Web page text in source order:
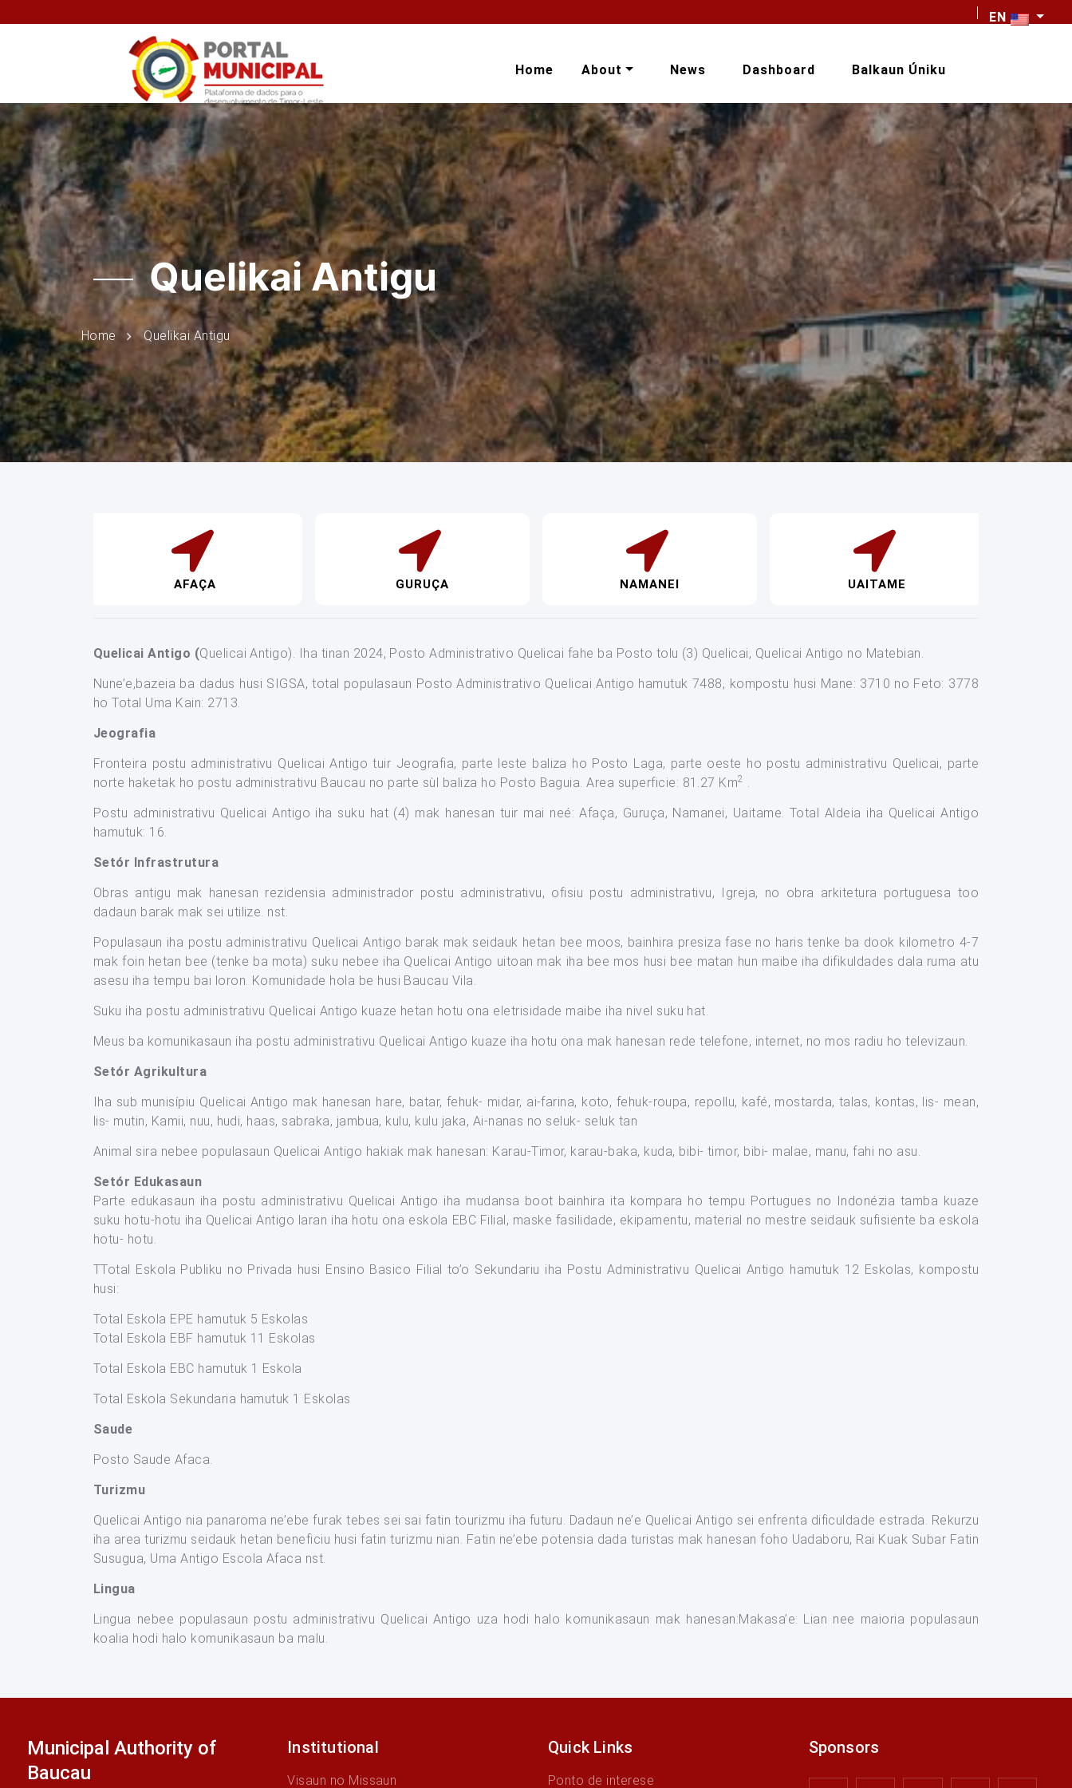
EN
Home About News Dashboard Balkaun Úniku
Quelikai Antigu
Home Quelikai Antigu
AFAÇA GURUÇA NAMANEI UAITAME
Quelicai Antigo (Quelicai Antigo). Iha tinan 2024, Posto Administrativo Quelicai fahe ba Posto tolu (3) Quelicai, Quelicai Antigo no Matebian.
Nune’e,bazeia ba dadus husi SIGSA, total populasaun Posto Administrativo Quelicai Antigo hamutuk 7488, kompostu husi Mane: 3710 no Feto: 3778
ho Total Uma Kain: 2713.
Jeografia
Fronteira postu administrativu Quelicai Antigo tuir Jeografia, parte leste baliza ho Posto Laga, parte oeste ho postu administrativu Quelicai, parte
norte haketak ho postu administrativu Baucau no parte sùl baliza ho Posto Baguia. Area superficie: 81.27 Km2
Postu administrativu Quelicai Antigo iha suku hat (4) mak hanesan tuir mai neé: Afaça, Guruça, Namanei, Uaitame. Total Aldeia iha Quelicai Antigo
hamutuk: 16.
Setór Infrastrutura
Obras antigu mak hanesan rezidensia administrador postu administrativu, ofisiu postu administrativu, Igreja, no obra arkitetura portuguesa too
dadaun barak mak sei utilize. nst.
Populasaun iha postu administrativu Quelicai Antigo barak mak seidauk hetan bee moos, bainhira presiza fase no haris tenke ba dook kilometro 4-7
mak foin hetan bee (tenke ba mota) suku nebee iha Quelicai Antigo uitoan mak iha bee mos husi bee matan hun maibe iha difikuldades dala ruma atu
asesu iha tempu bai loron. Komunidade hola be husi Baucau Vila.
Suku iha postu administrativu Quelicai Antigo kuaze hetan hotu ona eletrisidade maibe iha nivel suku hat.
Meus ba komunikasaun iha postu administrativu Quelicai Antigo kuaze iha hotu ona mak hanesan rede telefone, internet, no mos radiu ho televizaun.
Setór Agrikultura
Iha sub munisípiu Quelicai Antigo mak hanesan hare, batar, fehuk- midar, ai-farina, koto, fehuk-roupa, repollu, kafé, mostarda, talas, kontas, lis- mean,
lis- mutin, Kamii, nuu, hudi, haas, sabraka, jambua, kulu, kulu jaka, Ai-nanas no seluk- seluk tan
Animal sira nebee populasaun Quelicai Antigo hakiak mak hanesan: Karau-Timor, karau-baka, kuda, bibi- timor, bibi- malae, manu, fahi no asu.
Setór Edukasaun
Parte edukasaun iha postu administrativu Quelicai Antigo iha mudansa boot bainhira ita kompara ho tempu Portugues no Indonézia tamba kuaze
suku hotu-hotu iha Quelicai Antigo laran iha hotu ona eskola EBC Filial, maske fasilidade, ekipamentu, material no mestre seidauk sufisiente ba eskola
hotu- hotu.
TTotal Eskola Publiku no Privada husi Ensino Basico Filial to’o Sekundariu iha Postu Administrativu Quelicai Antigo hamutuk 12 Eskolas, kompostu
husi:
Total Eskola EPE hamutuk 5 Eskolas
Total Eskola EBF hamutuk 11 Eskolas
Total Eskola EBC hamutuk 1 Eskola
Total Eskola Sekundaria hamutuk 1 Eskolas
Saude
Posto Saude Afaca.
Turizmu
Quelicai Antigo nia panaroma ne’ebe furak tebes sei sai fatin tourizmu iha futuru. Dadaun ne’e Quelicai Antigo sei enfrenta dificuldade estrada. Rekurzu
iha area turizmu seidauk hetan beneficiu husi fatin turizmu nian. Fatin ne’ebe potensia dada turistas mak hanesan foho Uadaboru, Rai Kuak Subar Fatin
Susugua, Uma Antigo Escola Afaca nst.
Lingua
Lingua nebee populasaun postu administrativu Quelicai Antigo uza hodi halo komunikasaun mak hanesan:Makasa’e: Lian nee maioria populasaun
koalia hodi halo komunikasaun ba malu.
Municipal Authority of
Baucau
Institutional
Visaun no Missaun
Quick Links
Ponto de interese
Sponsors